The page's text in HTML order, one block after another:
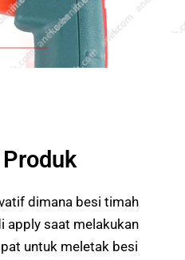
dimana besi timah
apply saat melakukan
untuk meletak besi